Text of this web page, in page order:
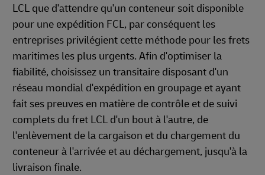
LCL que d'attendre qu'un conteneur soit disponible
pour une expédition FCL, par conséquent les
entreprises privilégient cette méthode pour les frets
maritimes les plus urgents. Afin d'optimiser la
fiabilité, choisissez un transitaire disposant d'un
réseau mondial d'expédition en groupage et ayant
fait ses preuves en matière de contrôle et de suivi
complets du fret LCL d'un bout à l'autre, de
l'enlèvement de la cargaison et du chargement du
conteneur à l'arrivée et au déchargement, jusqu'à la
livraison finale.